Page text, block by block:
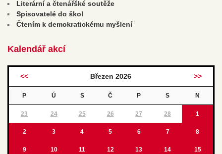
Literární a čtenářšké soutěže
Spisovatelé do škol
Čtením k demokratickému myšlení
Kalendář akcí
<< Březen 2026 >>
P Ú S Č P S N
23 24 25 26 27 28 1
2 3 4 5 6 7 8
9 10 11 12 13 14 15